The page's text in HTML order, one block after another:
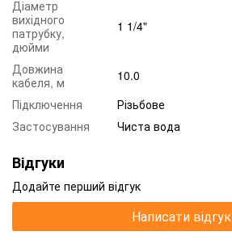
Діаметр
вихідного
патрубку,
дюйми
1 1/4"
Довжина
кабеля, м
10.0
Підключення
Різьбове
Застосування
Чиста вода
Відгуки
Додайте перший відгук
Написати відгук